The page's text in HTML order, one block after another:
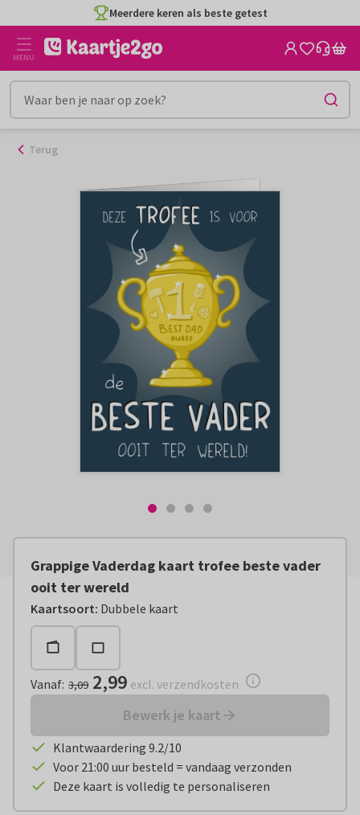
naar
inhoud
Meerdere keren als beste getest
MENU
Terug
Grappige Vaderdag kaart trofee beste vader
ooit ter wereld
Kaartsoort: Dubbele kaart
Vanaf: € 2,99 excl. verzendkosten
Vanaf: 3,09 2,99 excl. verzendkosten
Bewerk je kaart
Klantwaardering 9.2/10
Voor 21:00 uur besteld = vandaag verzonden
Deze kaart is volledig te personaliseren